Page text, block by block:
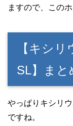
ますので、この
【キシ
SL】まと
やっぱりキシリ
ですね。